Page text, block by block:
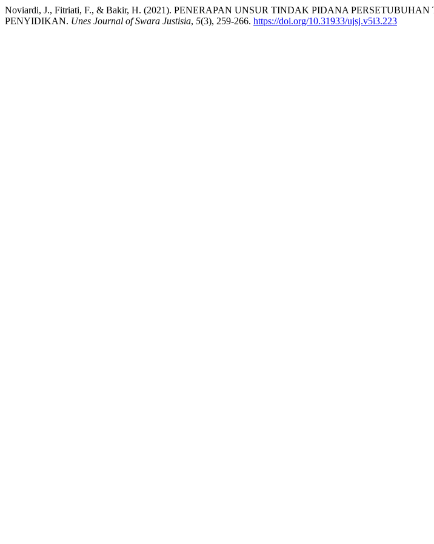
Noviardi, J., Fitriati, F., & Bakir, H. (2021). PENERAPAN UNSUR TINDAK PIDANA
PENYIDIKAN. Unes Journal of Swara Justisia, 5(3), 259-266. https://doi.org/10.31933/ujsj.v5i3.223